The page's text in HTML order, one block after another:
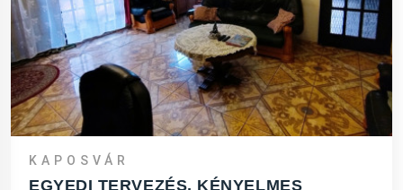
KAPOSVÁR
EGYEDI TERVEZÉS, KÉNYELMES